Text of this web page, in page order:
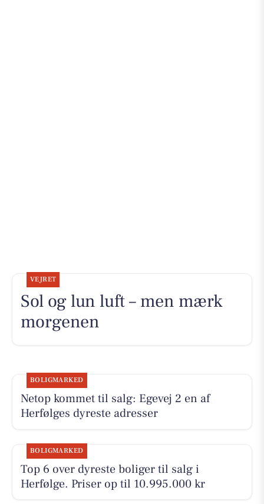
VEJRET
Sol og lun luft – men mærk
morgenen
BOLIGMARKED
Netop kommet til salg: Egevej 2 en af
Herfølges dyreste adresser
BOLIGMARKED
Top 6 over dyreste boliger til salg i
Herfølge. Priser op til 10.995.000 kr